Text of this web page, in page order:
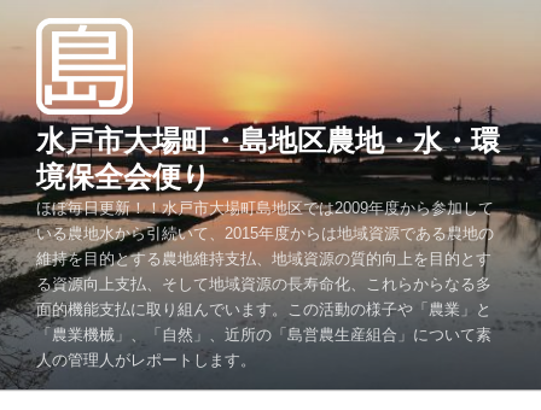
ツ
キ
ッ
プ
水戸市大場町・島地区農地・水・環
境保全会便り
ほぼ毎日更新！！水戸市大場町島地区では2009年度から参加して
いる農地水から引続いて、2015年度からは地域資源である農地の
維持を目的とする農地維持支払、地域資源の質的向上を目的とす
る資源向上支払、そして地域資源の長寿命化、これらからなる多
面的機能支払に取り組んでいます。この活動の様子や「農業」と
「農業機械」、「自然」、近所の「島営農生産組合」について素
人の管理人がレポートします。